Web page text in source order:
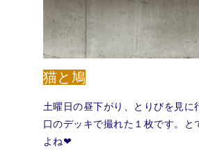
猫と鳩
土曜日の昼下がり、とりびを見に
口のデッキで撮れた１枚です。と
よね❤︎